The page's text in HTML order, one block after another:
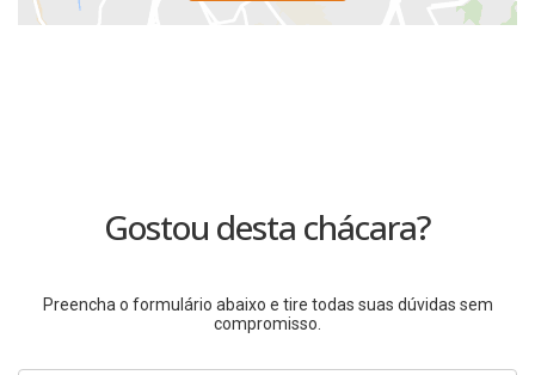
Gostou desta chácara?
Preencha o formulário abaixo e tire todas suas dúvidas sem
compromisso.